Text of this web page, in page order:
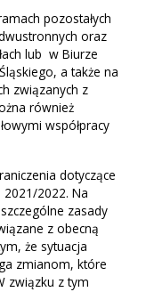
pozostałych
oraz
lub w Biurze
a także na
związanych z
również
współpracy
dotyczące
2022. Na
zasady
z obecną
że sytuacja
zmianom, które
związku z tym